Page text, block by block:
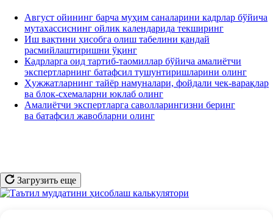
Август ойининг барча муҳим саналарини кадрлар бўйича
мутахассиснинг ойлик календарида текширинг
Иш вақтини ҳисобга олиш табелини қандай
расмийлаштиришни ўқинг
Кадрларга оид тартиб-таомиллар бўйича амалиётчи
экспертларнинг батафсил тушунтиришларини олинг
Ҳужжатларнинг тайёр намуналари, фойдали чек-варақлар
ва блок-схемаларни юклаб олинг
Амалиётчи экспертларга саволларингизни беринг
ва батафсил жавобларни олинг
Загрузить еще